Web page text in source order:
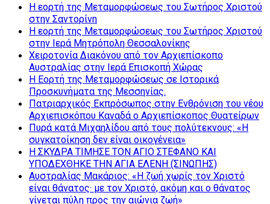
Η εορτή της Μεταμορφώσεως του Σωτήρος Χριστού
στην Σαντορίνη
Η εορτή της Μεταμορφώσεως του Σωτήρος Χριστού
στην Ιερά Μητρόπολη Θεσσαλονίκης
Χειροτονία Διακόνου από τον Αρχιεπίσκοπο
Αυστραλίας στην Ιερά Επισκοπή Χώρας
Η Εορτή της Μεταμορφώσεως σε Ιστορικά
Προσκυνήματα της Μεσσηνίας.
Πατριαρχικός Εκπρόσωπος στην Ενθρόνιση του νέου
Αρχιεπισκόπου Καναδά ο Αρχιεπίσκοπος Θυατείρων
Πυρά κατά Μιχαηλίδου από τους πολύτεκνους: «Η
συγκατοίκηση δεν είναι οικογένεια»
Η ΣΚΥΔΡΑ ΤΙΜΗΣΕ ΤΟΝ ΑΓΙΟ ΣΤΕΦΑΝΟ ΚΑΙ
ΥΠΟΔΕΧΘΗΚΕ ΤΗΝ ΑΓΙΑ ΕΛΕΝΗ (ΣΙΝΩΠΗΣ)
Αυστραλίας Μακάριος: «Η ζωή χωρίς τον Χριστό
είναι θάνατος· με τον Χριστό, ακόμη και ο θάνατος
γίνεται πύλη προς την αιώνια ζωή»